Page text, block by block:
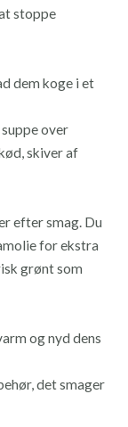
stoppe
dem koge i et
over
skiver af
efter smag. Du
for ekstra
grønt som
og nyd dens
det smager